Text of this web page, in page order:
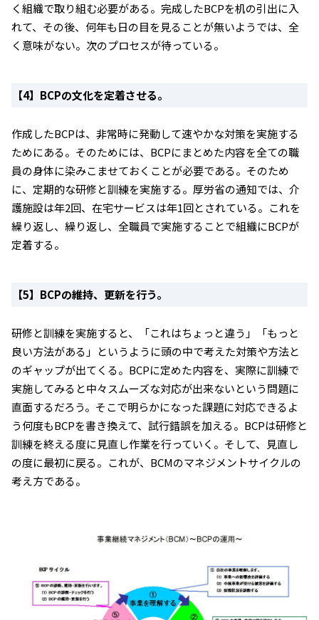
く組織で取り組む必要がある。完成したBCPを机の引出に入
れて、その後、何年も日の目を見ることが無いようでは、全
く意味がない。次のプロセスが待っている。
【4】BCPの文化を定着させる。
作成したBCPは、非常時に発動して速やかな対策を実施する
ためにある。そのためには、BCPにまとめた内容を全ての職
員の身体に染みこませておくことが必要である。そのため
に、定期的な研修と訓練を実施する。厚労省の通知では、介
護施設は年2回、在宅サービスは年1回とされている。これを
繰り返し、繰り返し、全職員で実施することで組織にBCPが
定着する。
【5】BCPの維持、更新を行う。
研修と訓練を実施すると、「これはちょっと違う」「もっと
良い方法がある」というように頭の中で考えた対策や方法と
のギャップが出てくる。BCPに定めた内容を、実際に訓練で
実施してみると中々スムーズな対応が出来ないという問題に
直面するだろう。そこで明らかになった課題に対応できるよ
う何度もBCPを書き換えて、試行錯誤を加える。BCPは研修と
訓練を終える度に見直し作業を行っていく。そして、見直し
の度に最初に戻る。これが、BCMのマネジメントサイクルの
考え方である。